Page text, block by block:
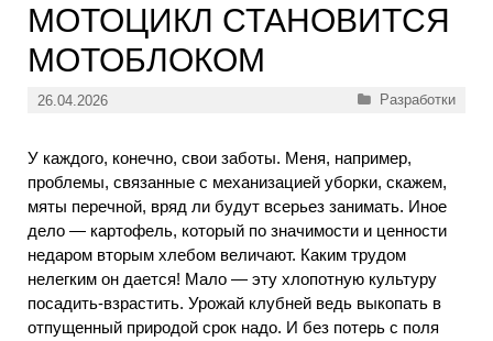
МОТОЦИКЛ СТАНОВИТСЯ
МОТОБЛОКОМ
26.04.2026 Рубрики
Разработки
У каждого, конечно, свои заботы. Меня, например,
проблемы, связанные с механизацией уборки, скажем,
мяты перечной, вряд ли будут всерьез занимать. Иное
дело — картофель, который по значимости и ценности
недаром вторым хлебом величают. Каким трудом
нелегким он дается! Мало — эту хлопотную культуру
посадить-взрастить. Урожай клубней ведь выкопать в
отпущенный природой срок надо. И без потерь с поля